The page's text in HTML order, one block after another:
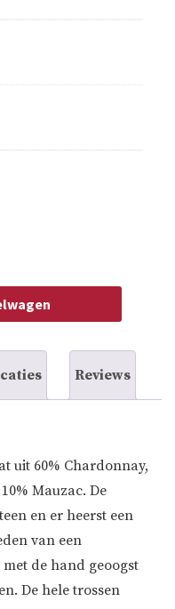
Reviews
uit 60% Chardonnay,
Mauzac. De
en er heerst een
van een
de hand geoogst
De hele trossen